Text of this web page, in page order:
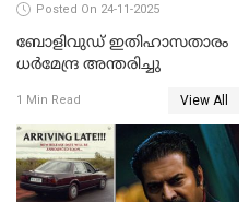
Posted On 24-11-2025
ബോളിവുഡ് ഇതിഹാസതാരം
ധർമേന്ദ്ര അന്തരിച്ചു
1 Min Read View All